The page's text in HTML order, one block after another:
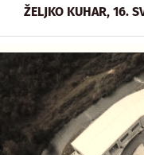
ŽELJKO KUHAR, 16.